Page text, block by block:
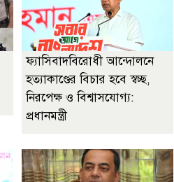
ফ্যাসিবাদবিরোধী আন্দোলনে
হত্যাকাণ্ডের বিচার হবে স্বচ্ছ,
নিরপেক্ষ ও বিশ্বাসযোগ্য:
প্রধানমন্ত্রী